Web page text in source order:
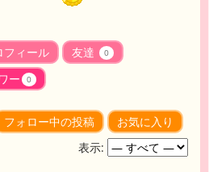
フィール 友達 0
ー 0
フォロー中の投稿
お気に入り
表示: